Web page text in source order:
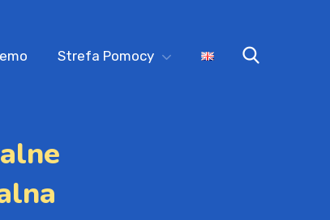
Strefa Pomocy